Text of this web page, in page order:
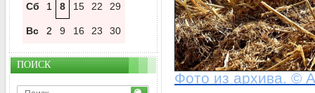
Фото из архива. ©
Сб 1 8 15 22 29
Вс 2 9 16 23 30
ПОИСК